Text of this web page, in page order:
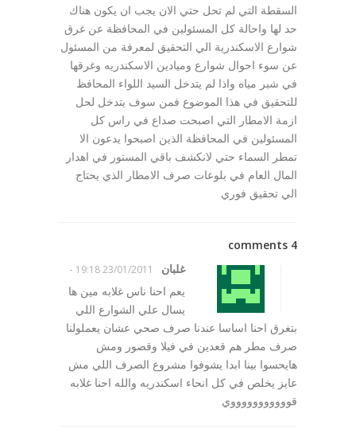
السقطة التي لم تحل حتي الان يجب ان يكون هناك
حد لها واحالة كل المسئولين في المحافظة عن غرق
شوارع الاسكندرية الي التحقيق لمعرفة من المسئول
عن سوء احوال شوارع وميادين الاسكندريه وغرقها
في شبر مياه واذا لم يتدخل السيد اللواء المحافظ
للتحقيق في هذا الموضوع فمن سوف يتدخل لحل
ازمة الامطار التي اصبحت صداع في راس كل
المسئولين في المحافظة الذين اصبحوا يدعون الا
تمطر السماء حتي لانكشف باقي المستور في اهدار
المال العام في بلوعات صرف الامطار الذي يحتاج
الي تحقيق فوري
4 comments
غلبان
23/01/2011 19:18
-
يعم احنا ناس غلابه مين ها
يسال علي الشوارع اللي
بتغرق احنا اساسا عندنا صرف صحي عشان يعملولنا
صرف مطر هم قعدين في فيلا وقصور ومش
هايحسوا بينا ابدا يشوفوا مشروع الصرف اللي مش
عايز يخلص في كل انحاء اسكندريه والله احنا غلابه
قوووووووووووي